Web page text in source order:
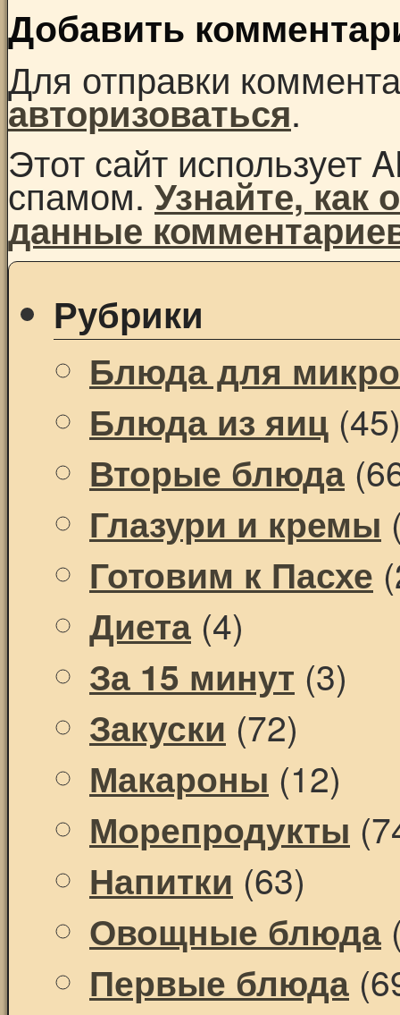
Добавить
Для отправки
авторизоваться.
Этот сайт использует
спамом.Узнайте,
данные
Рубрики
Блюда для
Блюда из яиц (45)
Вторые блюда
Глазури и кремы
Готовим к Пасхе
Диета (4)
За 15 минут (3)
Закуски (72)
Макароны (12)
Морепродукты
Напитки (63)
Овощные блюда
Первые блюда